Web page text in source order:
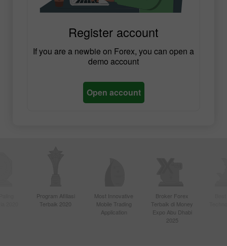
Register account
If you are a newbie on Forex, you can open a
demo account
Open account
Program Afiliasi
Terbaik 2020
Most Innovative
Mobile Trading
Application
Broker Forex
Terbaik di Money
Expo Abu Dhabi
2025